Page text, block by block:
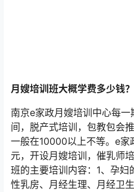
月嫂培训班大概学费多少钱？
南京e家政月嫂培训中心每
间，脱产式培训，包教包会
一般在10000以上不等。e
元，开设月嫂培训，催乳师
班的主要培训内容：1、孕
性乳房、月经生理、月经卫